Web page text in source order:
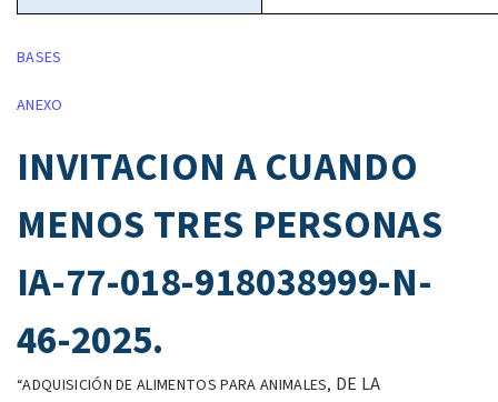
BASES
ANEXO
INVITACION A CUANDO
MENOS TRES PERSONAS
IA-77-018-918038999-N-
46-2025.
“ADQUISICIÓN DE ALIMENTOS PARA ANIMALES, DE LA